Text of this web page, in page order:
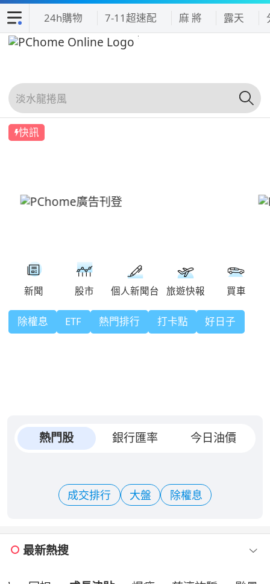
24h購物 7-11超速配 麻 將 露天
快訊
除權息 ETF 熱門排行 打卡點 好日子
熱門股 銀行匯率 今日油價
成交排行 大盤 除權息
最新熱搜